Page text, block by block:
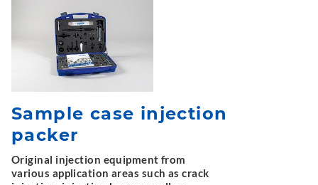
Sample case injection
packer
Original injection equipment from
various application areas such as crack